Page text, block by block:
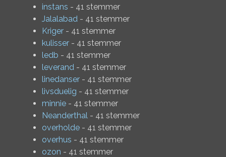
instans - 41 stemmer
Jalalabad - 41 stemmer
Kriger - 41 stemmer
kulisser - 41 stemmer
ledb - 41 stemmer
leverand - 41 stemmer
linedanser - 41 stemmer
livsduelig - 41 stemmer
minnie - 41 stemmer
Neanderthal - 41 stemmer
overholde - 41 stemmer
overhus - 41 stemmer
ozon - 41 stemmer